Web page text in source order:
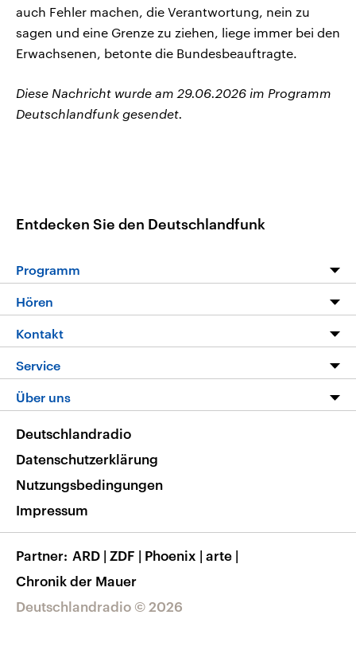
auch Fehler machen, die Verantwortung, nein zu
sagen und eine Grenze zu ziehen, liege immer bei den
Erwachsenen, betonte die Bundesbeauftragte.
Diese Nachricht wurde am 29.06.2026 im Programm
Deutschlandfunk gesendet.
Entdecken Sie den Deutschlandfunk
Programm
Programm
Die Nachrichten
Nachrichtenleicht
Neue Beiträge auf dlf.de
Hören
Livestream
Podcasts
Deutschlandfunk App
Nachrichten App
Frequenzen
Kontakt
Hörerservice
Service
FAQ
Veranstaltungen
Musikliste
RSS
Über uns
Barrierefreiheit
Deutschlandradio © 2026
Deutschlandradio
Datenschutzerklärung
Nutzungsbedingungen
Impressum
Partner ARD | ZDF | Phoenix | arte |
Chronik der Mauer